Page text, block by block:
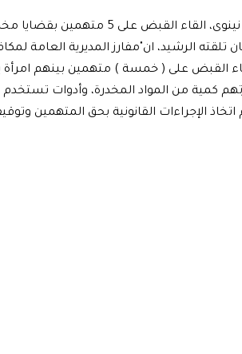
القبض على 5 متهمين بقضايا مخدرات.
تلقته الرشيد، ان"مفارز المديرية العامة
القبض على ( خمسة ) متهمين بينهم امرأة
كمية من المواد المخدرة، وأدوات تستخدم
اتخاذ الإجراءات القانونية بحق المتهمين